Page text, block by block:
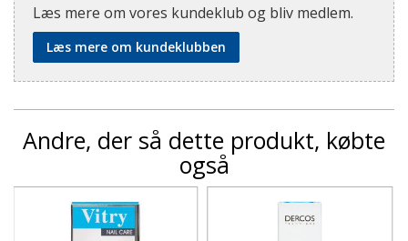
Læs mere om vores kundeklub og bliv medlem.
Læs mere om kundeklubben
Andre, der så dette produkt, købte
også